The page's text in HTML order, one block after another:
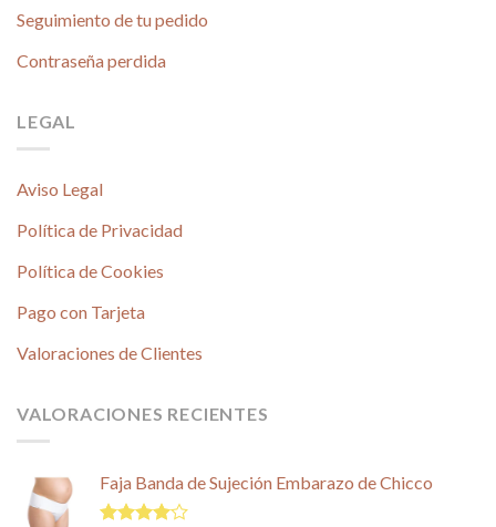
Seguimiento de tu pedido
Contraseña perdida
LEGAL
Aviso Legal
Política de Privacidad
Política de Cookies
Pago con Tarjeta
Valoraciones de Clientes
VALORACIONES RECIENTES
Faja Banda de Sujeción Embarazo de Chicco